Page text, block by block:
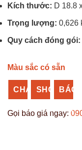
Kích thước: D 18.8
Trọng lượng: 0,626
Quy cách đóng gói:
Màu sắc có sẵn
CHAT
ZALO
SHOPEE
NHỰA
BÁO
GIÁ
Gọi báo giá ngay: